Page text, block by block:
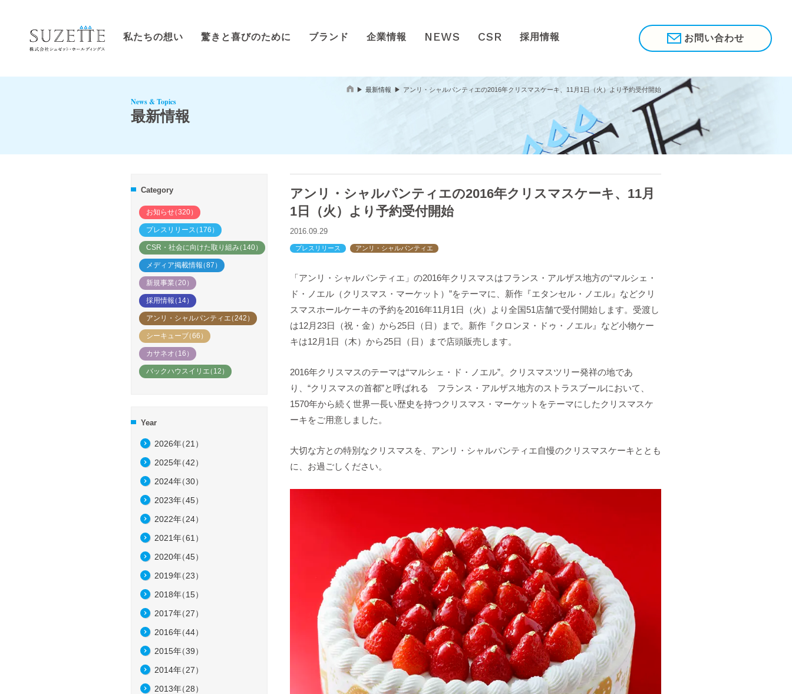
私たちの想い 驚きと喜びのために ブランド 企業情報 NEWS CSR 採用情報 お問い合わせ
最新情報 アンリ・シャルパンティエの2016年クリスマスケーキ、11月1日（火）より予約受付開始
News & Topics
最新情報
Category
お知らせ（320）
プレスリリース（176）
CSR・社会に向けた取り組み（140）
メディア掲載情報（87）
新規事業（20）
採用情報（14）
アンリ・シャルパンティエ（242）
シーキューブ（66）
カサネオ（16）
バックハウスイリエ（12）
Year
2026年（21）
2025年（42）
2024年（30）
2023年（45）
2022年（24）
2021年（61）
2020年（45）
2019年（23）
2018年（15）
2017年（27）
2016年（44）
2015年（39）
2014年（27）
2013年（28）
アンリ・シャルパンティエの2016年クリスマスケーキ、11月
1日（火）より予約受付開始
2016.09.29
プレスリリース アンリ・シャルパンティエ
「アンリ・シャルパンティエ」の2016年クリスマスはフランス・アルザス地方の“マルシェ・
ド・ノエル（クリスマス・マーケット）”をテーマに、新作『エタンセル・ノエル』などクリ
スマスホールケーキの予約を2016年11月1日（火）より全国51店舗で受付開始します。受渡し
は12月23日（祝・金）から25日（日）まで。新作『クロンヌ・ドゥ・ノエル』など小物ケー
キは12月1日（木）から25日（日）まで店頭販売します。
2016年クリスマスのテーマは“マルシェ・ド・ノエル”。クリスマスツリー発祥の地であ
り、“クリスマスの首都”と呼ばれる フランス・アルザス地方のストラスブールにおいて、
1570年から続く世界一長い歴史を持つクリスマス・マーケットをテーマにしたクリスマスケ
ーキをご用意しました。
大切な方との特別なクリスマスを、アンリ・シャルパンティエ自慢のクリスマスケーキととも
に、お過ごしください。